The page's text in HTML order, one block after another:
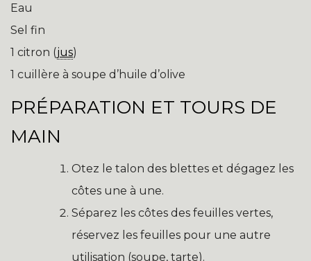
Eau
Sel fin
1 citron (jus)
1 cuillère à soupe d’huile d’olive
PRÉPARATION ET TOURS DE
MAIN
Otez le talon des blettes et dégagez les
côtes une à une.
Séparez les côtes des feuilles vertes,
réservez les feuilles pour une autre
utilisation (soupe, tarte).